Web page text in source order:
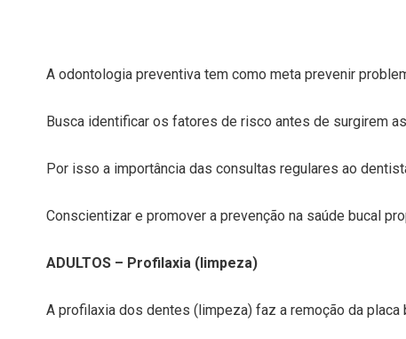
A odontologia preventiva tem como meta prevenir
Busca identificar os fatores de risco antes de surgirem
Por isso a importância das consultas regulares ao
Conscientizar e promover a prevenção na saúde bucal
ADULTOS – Profilaxia (limpeza)
A profilaxia dos dentes (limpeza) faz a remoção da